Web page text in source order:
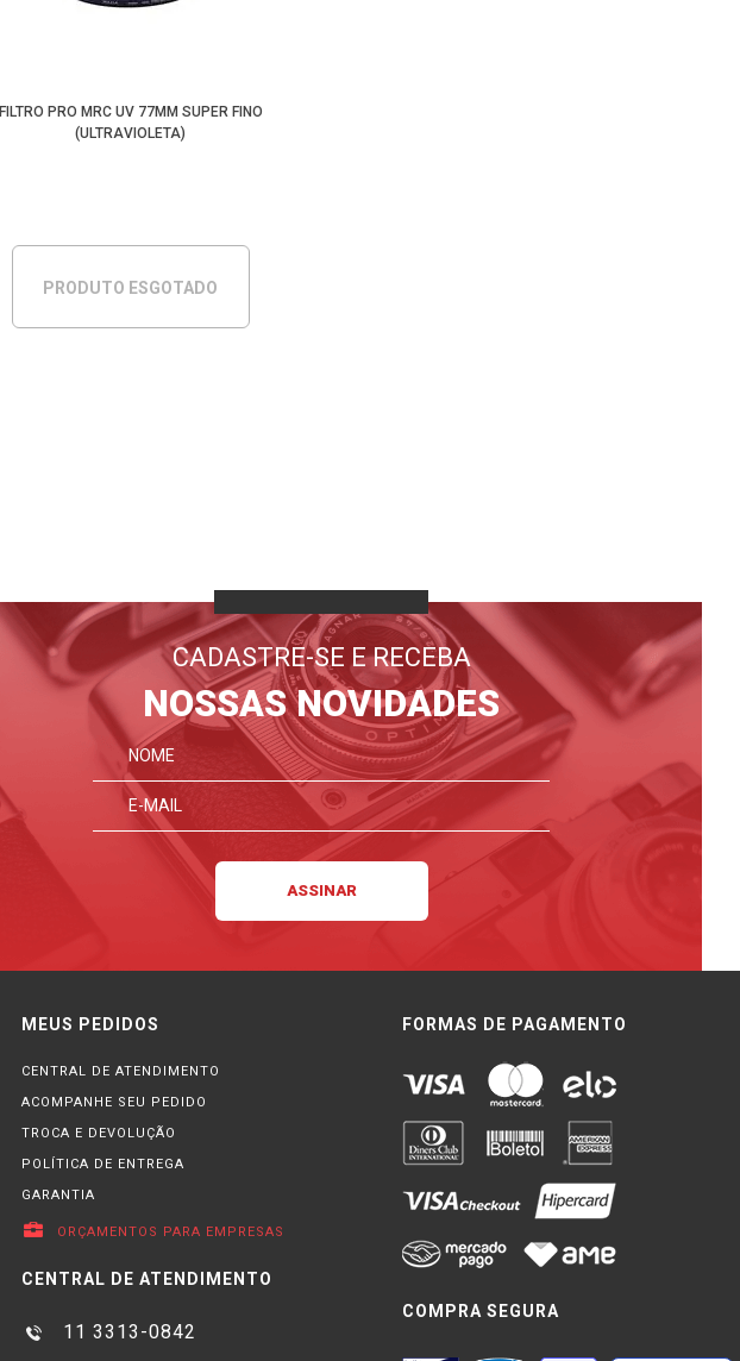
FILTRO PRO MRC UV 77MM SUPER FINO
(ULTRAVIOLETA)
PRODUTO ESGOTADO
CADASTRE-SE E RECEBA
NOSSAS NOVIDADES
MEUS PEDIDOS
CENTRAL DE ATENDIMENTO
ACOMPANHE SEU PEDIDO
TROCA E DEVOLUÇÃO
POLÍTICA DE ENTREGA
GARANTIA
ORÇAMENTOS PARA EMPRESAS
CENTRAL DE ATENDIMENTO
11 3313-0842
FORMAS DE PAGAMENTO
COMPRA SEGURA